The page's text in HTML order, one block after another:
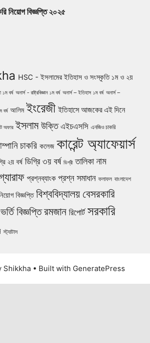
নিয়োগ বিজ্ঞপ্তি ২০২৫
HSC - ইসলামের ইতিহাস ও সংস্কৃতি ১ম ও ২য়
১ম বর্ষ অনার্স - রাষ্ট্রবিজ্ঞান ১ম বর্ষ অনার্স – ইতিহাস ১ম বর্ষ অনার্স –
আলিম ইংরেজী ইতিহাসে আজকের এই দিনে
অফার ইসলাম উক্তি এইচএসসি এনজিও চাকরি
চাকরি কলেজ কারেন্ট অ্যাফেয়ার্স
২য় বর্ষ ডিগ্রি ৩য় বর্ষ ডিগ্রী তালিকা নাম
প্রশ্নব্যাংক প্রশ্ন সমাধান ফলাফল বাংলাদেশ
বিজ্ঞপ্তি বিশ্ববিদ্যালয়বেসরকারি
ভর্তি বিজ্ঞপ্তিরমজান রিপোর্ট সরকারি
স্ট্যাটাস
Shikkha • Built with GeneratePress